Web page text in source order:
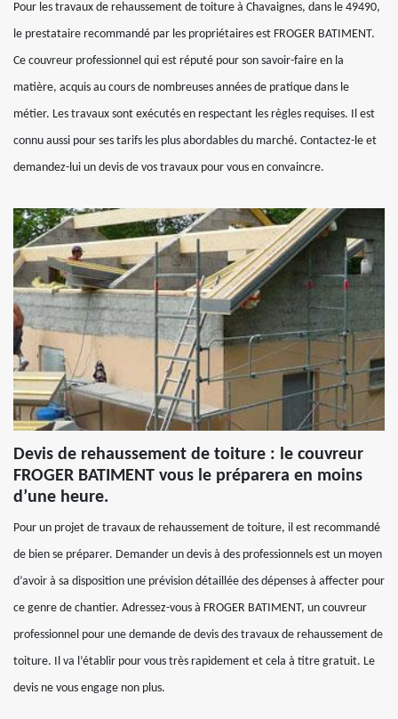
Pour les travaux de rehaussement de toiture à Chavaignes, dans le 49490,
le prestataire recommandé par les propriétaires est FROGER BATIMENT.
Ce couvreur professionnel qui est réputé pour son savoir-faire en la
matière, acquis au cours de nombreuses années de pratique dans le
métier. Les travaux sont exécutés en respectant les règles requises. Il est
connu aussi pour ses tarifs les plus abordables du marché. Contactez-le et
demandez-lui un devis de vos travaux pour vous en convaincre.
Devis de rehaussement de toiture : le couvreur
FROGER BATIMENT vous le préparera en moins
d’une heure.
Pour un projet de travaux de rehaussement de toiture, il est recommandé
de bien se préparer. Demander un devis à des professionnels est un moyen
d’avoir à sa disposition une prévision détaillée des dépenses à affecter pour
ce genre de chantier. Adressez-vous à FROGER BATIMENT, un couvreur
professionnel pour une demande de devis des travaux de rehaussement de
toiture. Il va l’établir pour vous très rapidement et cela à titre gratuit. Le
devis ne vous engage non plus.